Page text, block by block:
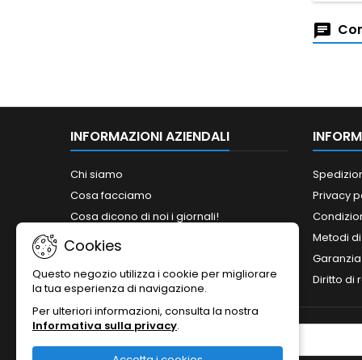
INFORMAZIONI AZIENDALI
Chi siamo
Cosa facciamo
Cosa dicono di noi i giornali!
Siamo abilitati ai bandi del MePA!
Contattaci
Privacy
Metodi
Garanzia
Diritto di
Cookies
Questo negozio utilizza i cookie per migliorare
la tua esperienza di navigazione.
Per ulteriori informazioni, consulta la nostra
Informativa sulla privacy.